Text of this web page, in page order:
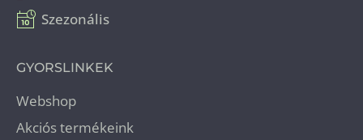
Szezonális
GYORSLINKEK
Webshop
Akciós termékeink